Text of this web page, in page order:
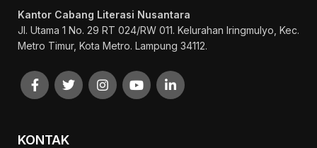
Kantor Cabang Literasi Nusantara
Jl. Utama 1 No. 29 RT 024/RW 011. Kelurahan Iringmulyo, Kec.
Metro Timur, Kota Metro. Lampung 34112.
KONTAK